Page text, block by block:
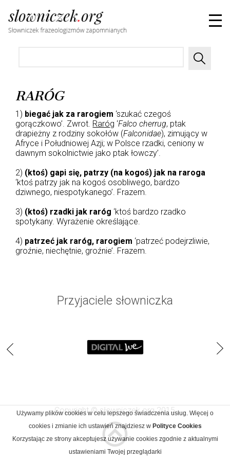
RARÓG
1) biegać jak za rarogiem ‘szukać czegoś
gorączkowo’. Zwrot. Raróg ‘Falco cherrug, ptak
drapieżny z rodziny sokołów (Falconidae), zimujący w
Afryce i Południowej Azji; w Polsce rzadki, ceniony w
dawnym sokolnictwie jako ptak łowczy’.
2) (ktoś) gapi się, patrzy (na kogoś) jak na raroga
‘ktoś patrzy jak na kogoś osobliwego, bardzo
dziwnego, niespotykanego’. Frazem.
3) (ktoś) rzadki jak raróg ‘ktoś bardzo rzadko
spotykany. Wyrażenie określające.
4) patrzeć jak raróg, rarogiem ‘patrzeć podejrzliwie,
groźnie, niechętnie, groźnie’. Frazem.
Przyjaciele słowniczka
Copyright © słowniczek.org 2015
Używamy plików cookies w celu lepszego świadczenia usług. Więcej o
cookies i zmianie ich ustawień znajdziesz w Polityce Cookies
Korzystając ze strony akceptujesz używanie cookies zgodnie z aktualnymi
ustawieniami Twojej przeglądarki